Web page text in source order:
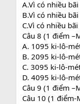
A.Vì có nhiều
B.Vì có nhiều
C.Vì có nhiều
Câu 8 (1 điểm
A. 1095 ki-lô-
B. 2095 ki-lô-
C. 3095 ki-lô-
D. 4095 ki-lô-
Câu 9 (1 điểm
Câu 10 (1